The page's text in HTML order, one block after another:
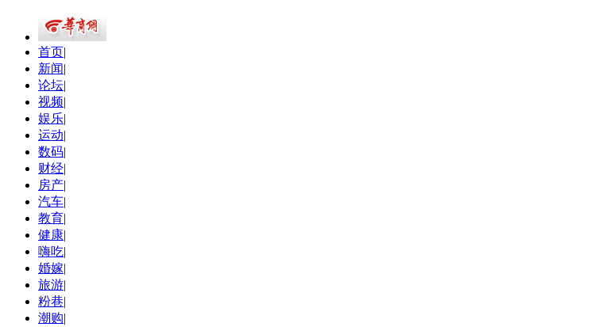
首页|
新闻|
论坛|
视频|
娱乐|
运动|
数码|
财经|
房产|
汽车|
教育|
健康|
嗨吃|
婚嫁|
旅游|
粉巷|
潮购|